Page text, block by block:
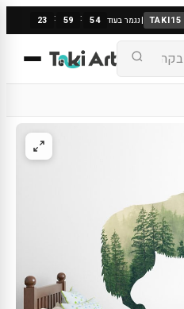
TAKI15
|נגמר בעוד 23 : 59 : 53